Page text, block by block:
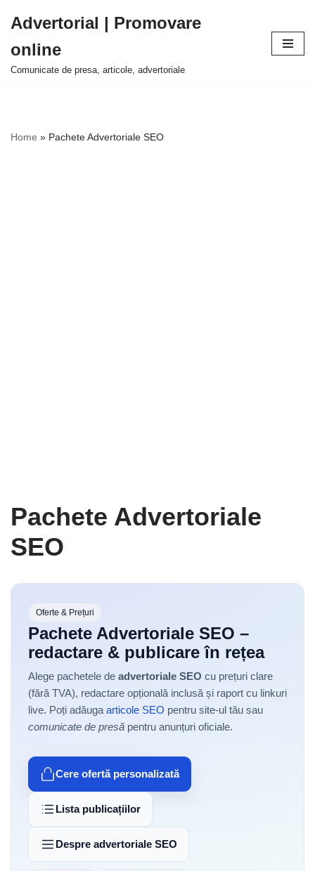
la
conținut
Advertorial | Promovare
online
Comunicate de presa, articole, advertoriale
Home » Pachete Advertoriale SEO
Pachete Advertoriale
SEO
Oferte & Prețuri
Pachete Advertoriale SEO –
redactare & publicare în rețea
Alege pachetele de advertoriale SEO cu prețuri clare
(fără TVA), redactare opțională inclusă și raport cu linkuri
live. Poți adăuga articole SEO pentru site-ul tău sau
comunicate de presă pentru anunțuri oficiale.
Cere ofertă personalizată
Lista publicațiilor
Despre advertoriale SEO